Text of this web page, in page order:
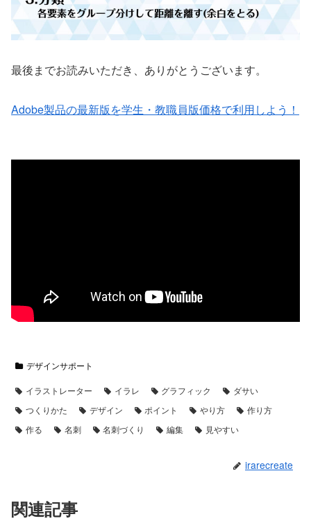
最後までお読みいただき、ありがとうございます。
Adobe製品の最新版を学生・教職員版価格で利用しよう！
デザインサポート
イラストレーター イラレ グラフィック
ダサい
つくりかた
デザイン ポイント やり方
作り方
作る
名刺 名刺づくり 編集 見やすい
irarecreate
関連記事